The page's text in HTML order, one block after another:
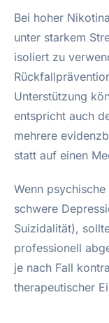
Bei hoher
unter starkem
isoliert zu
Unterstützung
entspricht auch
mehrere
statt auf einen
Wenn
schwere
Suizidalität),
professionell
je nach Fall
therapeutischer